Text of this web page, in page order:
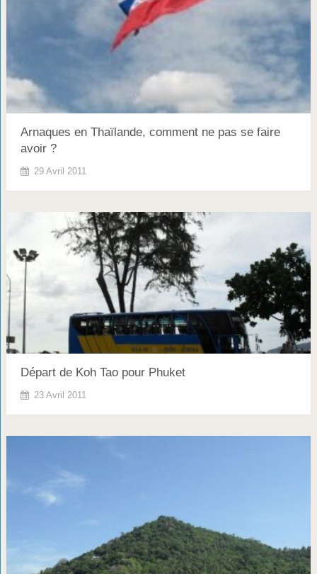
Arnaques en Thaïlande, comment ne pas se faire
avoir ?
29 Avril 2011
Départ de Koh Tao pour Phuket
23 Avril 2011